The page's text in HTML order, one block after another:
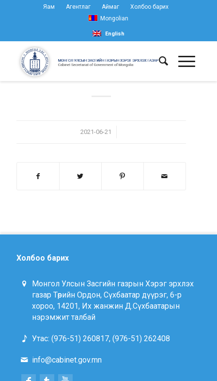
Яам Агентлаг Аймаг
Холбоо барих
Mongolian
English
2021-06-21
/
Холбоо барих
Монгол Улсын Засгийн газрын Хэрэг эрхлэх
газар Төрийн Ордон, Сүхбаатар дүүрэг, 6-р
хороо, 14201, Их жанжин Д.Сүхбаатарын
нэрэмжит талбай
Утас: (976-51) 260817, (976-51) 262408
info@cabinet.gov.mn